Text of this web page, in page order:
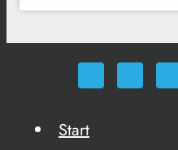
Start